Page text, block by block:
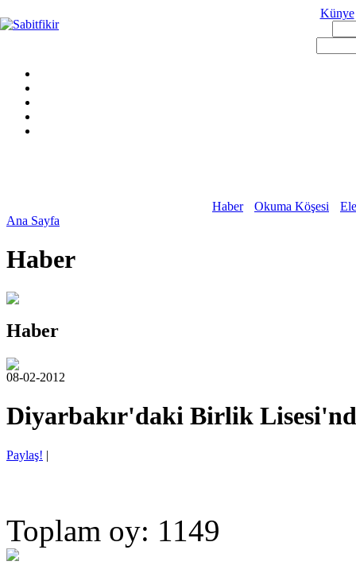
Künye
Haber Okuma Köşesi
Ana Sayfa
Haber
Haber
08-02-2012
Diyarbakır'daki Birlik
Paylaş! |
Toplam oy: 1149